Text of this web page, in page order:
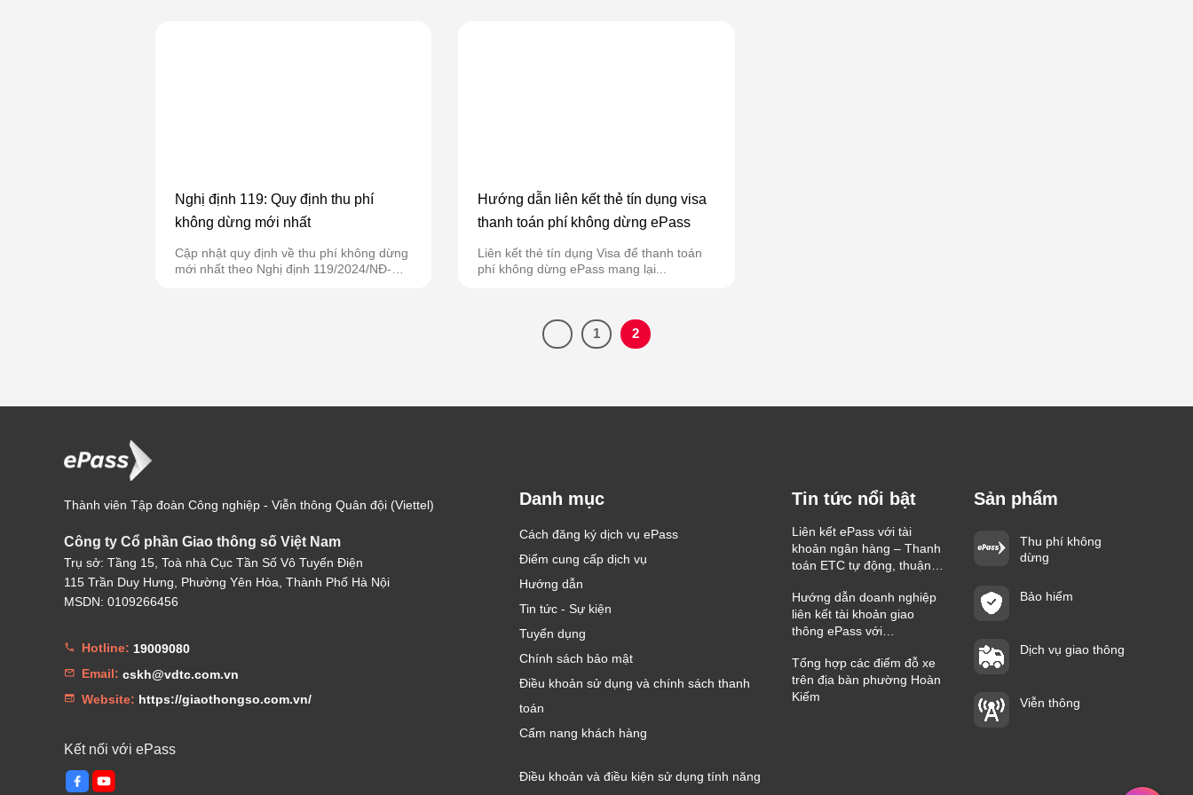
Nghị định 119: Quy định thu phí
không dừng mới nhất
Cập nhật quy định về thu phí không dừng
mới nhất theo Nghị định 119/2024/NĐ-
Hướng dẫn liên kết thẻ tín dụng visa
thanh toán phí không dừng ePass
Liên kết thẻ tín dụng Visa để thanh toán
phí không dừng ePass mang lại...
1 2
Thành viên Tập đoàn Công nghiệp - Viễn thông Quân đội (Viettel)
Công ty Cổ phần Giao thông số Việt Nam
Trụ sở: Tầng 15, Toà nhà Cục Tần Số Vô Tuyến Điện
115 Trần Duy Hưng, Phường Yên Hòa, Thành Phố Hà Nội
MSDN: 0109266456
Hotline: 19009080
Email: cskh@vdtc.com.vn
Website: https://giaothongso.com.vn/
Kết nối với ePass
Danh mục
Cách đăng ký dịch vụ ePass
Điểm cung cấp dịch vụ
Hướng dẫn
Tin tức - Sự kiện
Tuyển dụng
Chính sách bảo mật
Điều khoản sử dụng và chính sách thanh
toán
Cẩm nang khách hàng
Điều khoản và điều kiện sử dụng tính năng
Tin tức nổi bật
Liên kết ePass với tài
khoản ngân hàng – Thanh
toán ETC tự động, thuận
Hướng dẫn doanh nghiệp
liên kết tài khoản giao
thông ePass với
Tổng hợp các điểm đỗ xe
trên địa bàn phường Hoàn
Kiếm
Sản phẩm
Thu phí không
dừng
Bảo hiểm
Dịch vụ giao thông
Viễn thông